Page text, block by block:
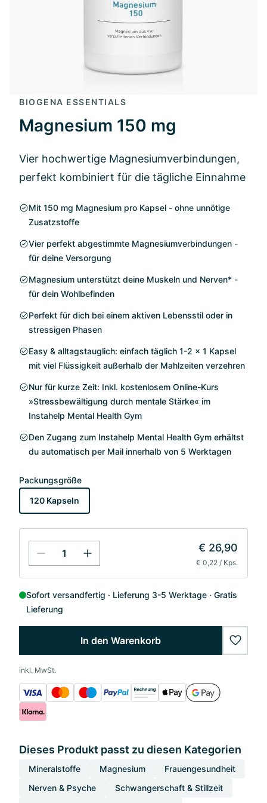
BIOGENA ESSENTIALS
Magnesium 150 mg
Vier hochwertige Magnesiumverbindungen,
perfekt kombiniert für die tägliche Einnahme
Mit 150 mg Magnesium pro Kapsel - ohne unnötige
Zusatzstoffe
Vier perfekt abgestimmte Magnesiumverbindungen -
für deine Versorgung
Magnesium unterstützt deine Muskeln und Nerven* -
für dein Wohlbefinden
Perfekt für dich bei einem aktiven Lebensstil oder in
stressigen Phasen
Easy & alltagstauglich: einfach täglich 1-2 x 1 Kapsel
mit viel Flüssigkeit außerhalb der Mahlzeiten verzehren
Nur für kurze Zeit: Inkl. kostenlosem Online-Kurs
»Stressbewältigung durch mentale Stärke« im
Instahelp Mental Health Gym
Den Zugang zum Instahelp Mental Health Gym erhältst
du automatisch per Mail innerhalb von 5 Werktagen
Packungsgröße
120 Kapseln
€ 26,90
€ 0,22 / Kps.
Sofort versandfertig Lieferung 3-5 Werktage
Gratis
Lieferung
In den Warenkorb
inkl. MwSt.
Dieses Produkt passt zu diesen Kategorien
Mineralstoffe Magnesium
Frauengesundheit
Nerven & Psyche
Schwangerschaft & Stillzeit